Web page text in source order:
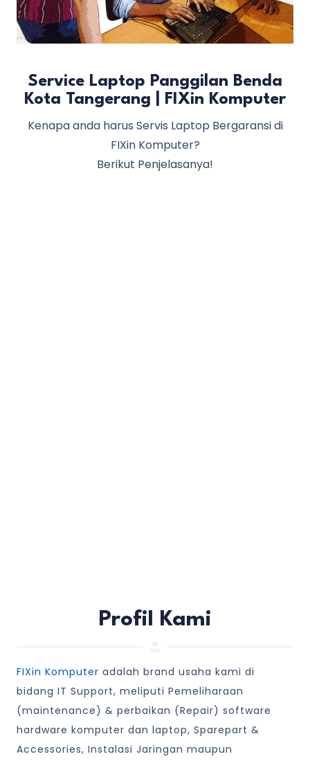
Service Laptop Panggilan Benda
Kota Tangerang | FIXin Komputer
Kenapa anda harus Servis Laptop Bergaransi di
FIXin Komputer?
Berikut Penjelasanya!
Profil Kami
FIXin Komputer adalah brand usaha kami di
bidang IT Support, meliputi Pemeliharaan
(maintenance) & perbaikan (Repair) software
hardware komputer dan laptop, Sparepart &
Accessories, Instalasi Jaringan maupun